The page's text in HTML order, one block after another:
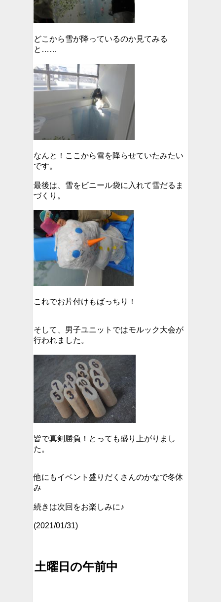
どこから雪が降っているのか見てみる
と……
なんと！ここから雪を降らせていたみたい
です。
最後は、雪をビニール袋に入れて雪だるま
づくり。
これでお片付けもばっちり！
そして、男子ユニットではモルック大会が
行われました。
皆で真剣勝負！とっても盛り上がりまし
た。
他にもイベント盛りだくさんのかなで冬休
み
続きは次回をお楽しみに♪
(2021/01/31)
土曜日の午前中